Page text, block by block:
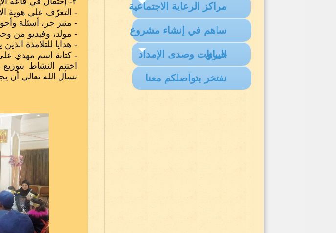
مراكز الرعاية الاجتماعية
ساهم في إنشاء مشروع
خيري
البيانات وصدى الإمداد
نفتخر بتواصلكم معنا
- التعرّف على هوية
- منبر حر، أسئلة
- مولد، وفيديو من
- هدايا للتلامذة
- كتابة اسم مهدي على
اختتم النشاط
نسأل الله تعالى أن